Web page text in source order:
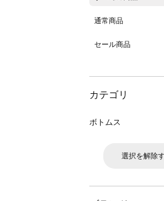
通常商品
セール商品
カテゴリ
ボトムス
選択を解除